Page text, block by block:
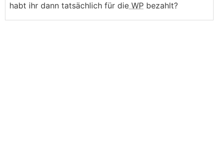
habt ihr dann tatsächlich für die WP bezahlt?